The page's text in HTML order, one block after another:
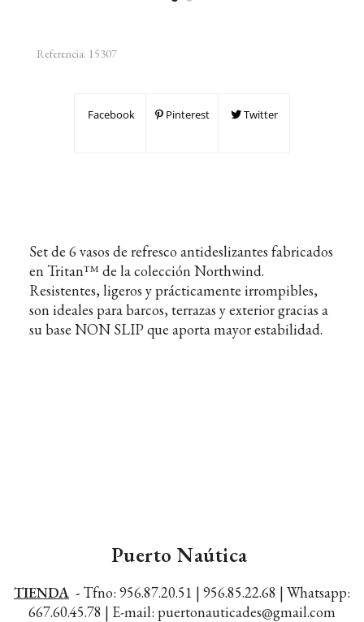
Referencia: 15307
Facebook Pinterest Twitter
Set de 6 vasos de refresco antideslizantes fabricados
en Tritan™ de la colección Northwind.
Resistentes, ligeros y prácticamente irrompibles,
son ideales para barcos, terrazas y exterior gracias a
su base NON SLIP que aporta mayor estabilidad.
Puerto Naútica
TIENDA - Tfno: 956.87.20.51 | 956.85.22.68 | Whatsapp:
667.60.45.78 | E-mail: puertonauticades@gmail.com